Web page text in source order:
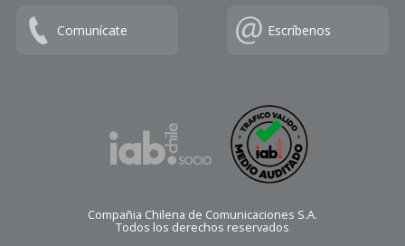
Comunícate Escríbenos
Compañia Chilena de Comunicaciones S.A.
Todos los derechos reservados